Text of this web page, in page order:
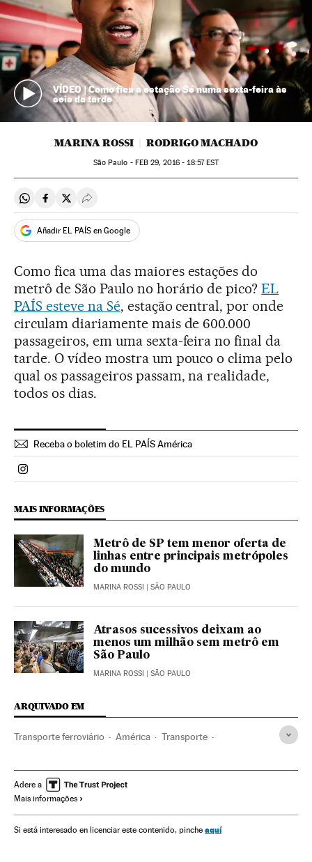
VÍDEO | Como fica a estação Sé numa sexta-feira às
seis da tarde
MARINA ROSSI RODRIGO MACHADO
São Paulo - FEB 29, 2016 - 18:57EST
Compartir en Whatsapp
Compartir en Facebook
Compartir en Twitter
Desplegar Redes Sociales
Añadir EL PAÍS en Google
Como fica uma das maiores estações do
metrô de São Paulo no horário de pico?EL
PAÍS esteve na Sé, estação central, por onde
circulam diariamente mais de 600.000
passageiros, em uma sexta-feira no final da
tarde. O vídeo mostra um pouco o clima pelo
qual os passageiros passam, na realidade,
todos os dias.
Receba o boletim do EL PAÍS América
Politica El País Brasil en Instagram
MAIS INFORMAÇÕES
Metrô de SP tem menor oferta de
linhas entre principais metrópoles
do mundo
MARINA ROSSI | SÃO PAULO
Atrasos sucessivos deixam ao
menos um milhão sem metrô em
São Paulo
MARINA ROSSI | SÃO PAULO
ARQUIVADO EM
Transporte ferroviário América Transporte
Transporte público Transporte urbano
América do Sul
Adere a
Mais informações
Si está interesado en licenciar este contenido, pinche aquí